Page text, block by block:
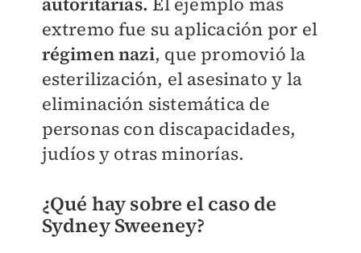
extremo fue su aplicación por el
régimen nazi, que promovió la
esterilización, el asesinato y la
eliminación sistemática de
personas con discapacidades,
judíos y otras minorías.
¿Qué hay sobre el caso de
Sydney Sweeney?